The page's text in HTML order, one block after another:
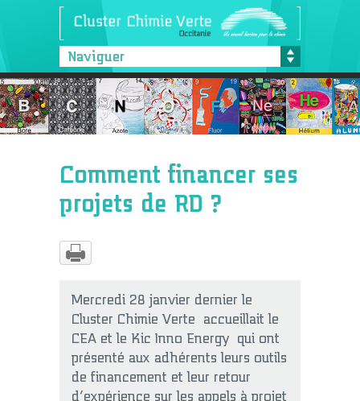
Naviguer
Comment financer ses
projets de RD ?
Mercredi 28 janvier dernier le
Cluster Chimie Verte accueillait le
CEA et le Kic Inno Energy qui ont
présenté aux adhérents leurs outils
de financement et leur retour
d’expérience sur les appels à projet